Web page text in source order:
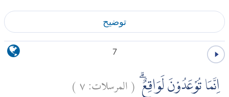
توضیح
7
اِنَّمَا تُوْعَدُوْنَ لَوَاقِعٌۗ (المرسلات:٧)